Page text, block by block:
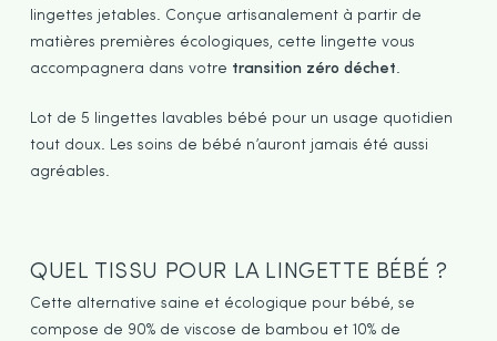
lingettes jetables. Conçue artisanalement à partir de
matières premières écologiques, cette lingette vous
accompagnera dans votre transition zéro déchet.
Lot de 5 lingettes lavables bébé pour un usage quotidien
tout doux. Les soins de bébé n’auront jamais été aussi
agréables.
QUEL TISSU POUR LA LINGETTE BÉBÉ ?
Cette alternative saine et écologique pour bébé, se
compose de 90% de viscose de bambou et 10% de